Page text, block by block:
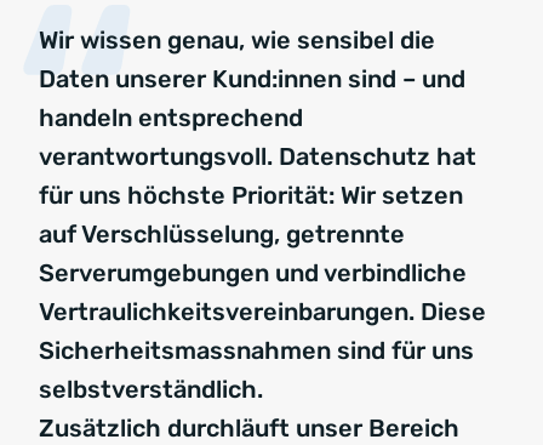
Wir wissen genau, wie sensibel die
Daten unserer Kund:innen sind – und
handeln entsprechend
verantwortungsvoll. Datenschutz hat
für uns höchste Priorität: Wir setzen
auf Verschlüsselung, getrennte
Serverumgebungen und verbindliche
Vertraulichkeitsvereinbarungen. Diese
Sicherheitsmassnahmen sind für uns
selbstverständlich.
Zusätzlich durchläuft unser Bereich